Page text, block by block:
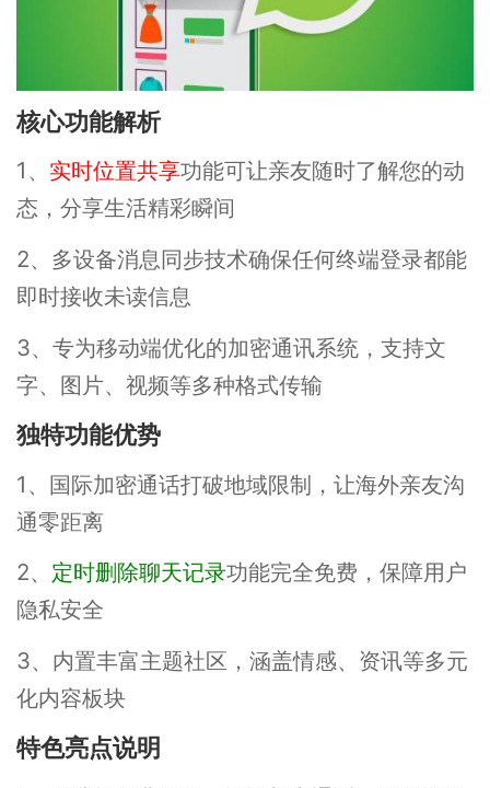
核心功能解析
1、 实时位置共享功能可让亲友随时了解您的动
态，分享生活精彩瞬间
2、多设备消息同步技术确保任何终端登录都能
即时接收未读信息
3、专为移动端优化的加密通讯系统，支持文
字、图片、视频等多种格式传输
独特功能优势
1、国际加密通话打破地域限制，让海外亲友沟
通零距离
2、 定时删除聊天记录功能完全免费，保障用户
隐私安全
3、内置丰富主题社区，涵盖情感、资讯等多元
化内容板块
特色亮点说明